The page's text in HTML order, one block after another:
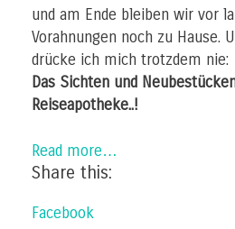
und am Ende bleiben wir vor
Vorahnungen noch zu Hause.
drücke ich mich trotzdem nie:
Das Sichten und
Reiseapotheke..!
Read more…
Share this:
Facebook